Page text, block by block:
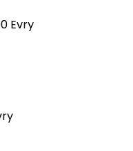
Evry